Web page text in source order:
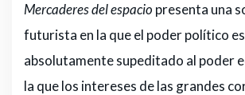
Mercaderes del espacio presenta una
futurista en la que el poder político
absolutamente supeditado al poder
la que los intereses de las grandes